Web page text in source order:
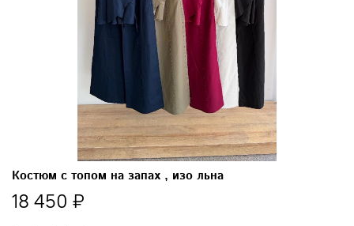
Костюм с топом на запах , изо льна
18 450 ₽